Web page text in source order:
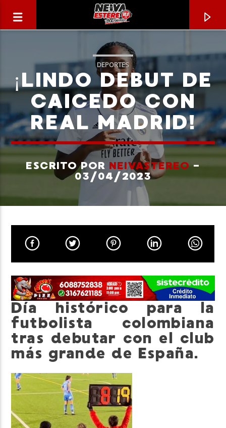
TÍTULO
Neiva Estereo
DEPORTES
¡LINDO DEBUT DE
CAICEDO CON
REAL MADRID!
ESCRITO POR NEIVASTEREO-
03/04/2023
Día histórico para la
futbolista colombiana
tras debutar con el club
más grande de España.